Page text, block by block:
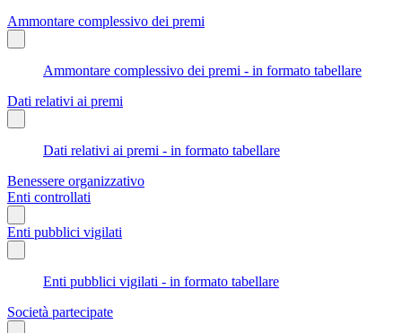
Ammontare complessivo dei premi
Ammontare complessivo dei premi - in formato tabellare
Dati relativi ai premi
Dati relativi ai premi - in formato tabellare
Benessere organizzativo
Enti controllati
Enti pubblici vigilati
Enti pubblici vigilati - in formato tabellare
Società partecipate